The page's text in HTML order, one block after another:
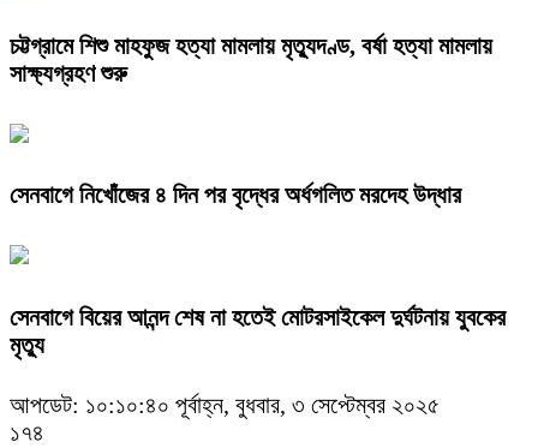
চট্টগ্রামে শিশু মাহফুজ হত্যা মামলায় মৃত্যুদণ্ড, বর্ষা হত্যা মামলায়
সাক্ষ্যগ্রহণ শুরু
সেনবাগে নিখোঁজের ৪ দিন পর বৃদ্ধের অর্ধগলিত মরদেহ উদ্ধার
সেনবাগে বিয়ের আনন্দ শেষ না হতেই মোটরসাইকেল দুর্ঘটনায় যুবকের
মৃত্যু
আপডেট: ১০:১০:৪০ পূর্বাহ্ন, বুধবার, ৩ সেপ্টেম্বর ২০২৫
১৭৪